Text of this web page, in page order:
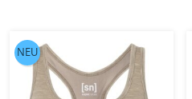
NEU